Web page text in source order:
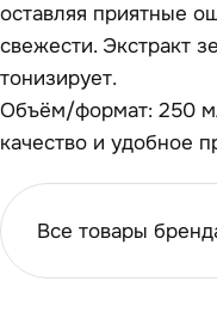
оставляя приятные
свежести. Экстракт
тонизирует.
Объём/формат: 250
качество и удобное
Все товары